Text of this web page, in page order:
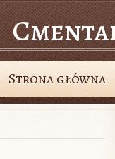
Strona główna